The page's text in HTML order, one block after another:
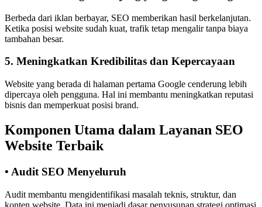
Berbeda dari iklan berbayar, SEO memberikan hasil berkelanjutan.
Ketika posisi website sudah kuat, trafik tetap mengalir tanpa biaya
tambahan besar.
5. Meningkatkan Kredibilitas dan Kepercayaan
Website yang berada di halaman pertama Google cenderung lebih
dipercaya oleh pengguna. Hal ini membantu meningkatkan reputasi
bisnis dan memperkuat posisi brand.
Komponen Utama dalam Layanan SEO
Website Terbaik
• Audit SEO Menyeluruh
Audit membantu mengidentifikasi masalah teknis, struktur, dan
konten website. Data ini menjadi dasar penyusunan strategi optimasi